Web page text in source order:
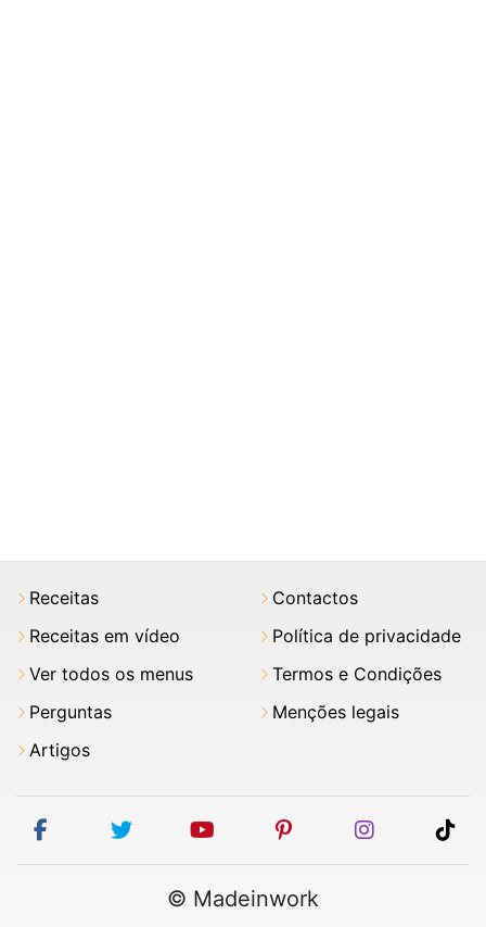
Receitas
Receitas em vídeo
Ver todos os menus
Perguntas
Artigos
Contactos
Política de privacidade
Termos e Condições
Menções legais
facebooktwitter youtubepinterestinstagram
© Madeinwork